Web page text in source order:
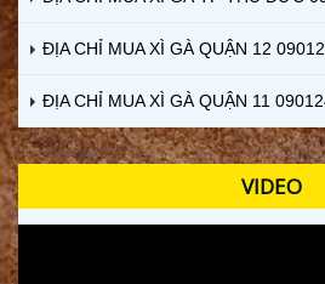
ĐỊA CHỈ MUA XÌ GÀ QUẬN 12
ĐỊA CHỈ MUA XÌ GÀ QUẬN 11
VIDEO